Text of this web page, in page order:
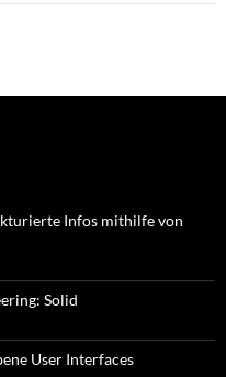
Infos mithilfe von
Solid
User Interfaces